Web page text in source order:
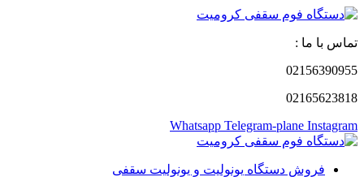
تماس با ما :
02156390955
02165623818
Whatsapp Telegram-plane Instagram
فروش دستگاه یونولیت و یونولیت سقفی